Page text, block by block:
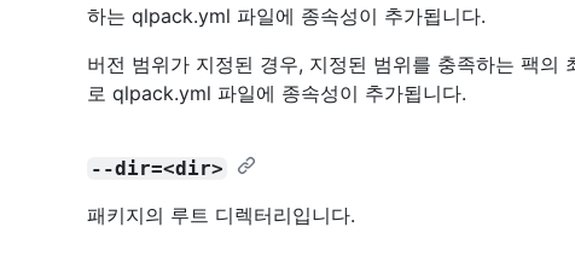
하는 qlpack.yml 파일에 종속성이 추가됩니다.
버전 범위가 지정된 경우, 지정된 범위를 충족하는 팩의
로 qlpack.yml 파일에 종속성이 추가됩니다.
--dir=<dir>
패키지의 루트 디렉터리입니다.